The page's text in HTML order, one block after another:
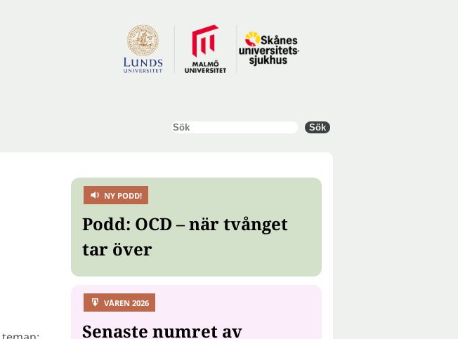
Sök Sök
NY PODD!
Podd: OCD – när tvånget
tar över
VÅREN 2026
Senaste numret av